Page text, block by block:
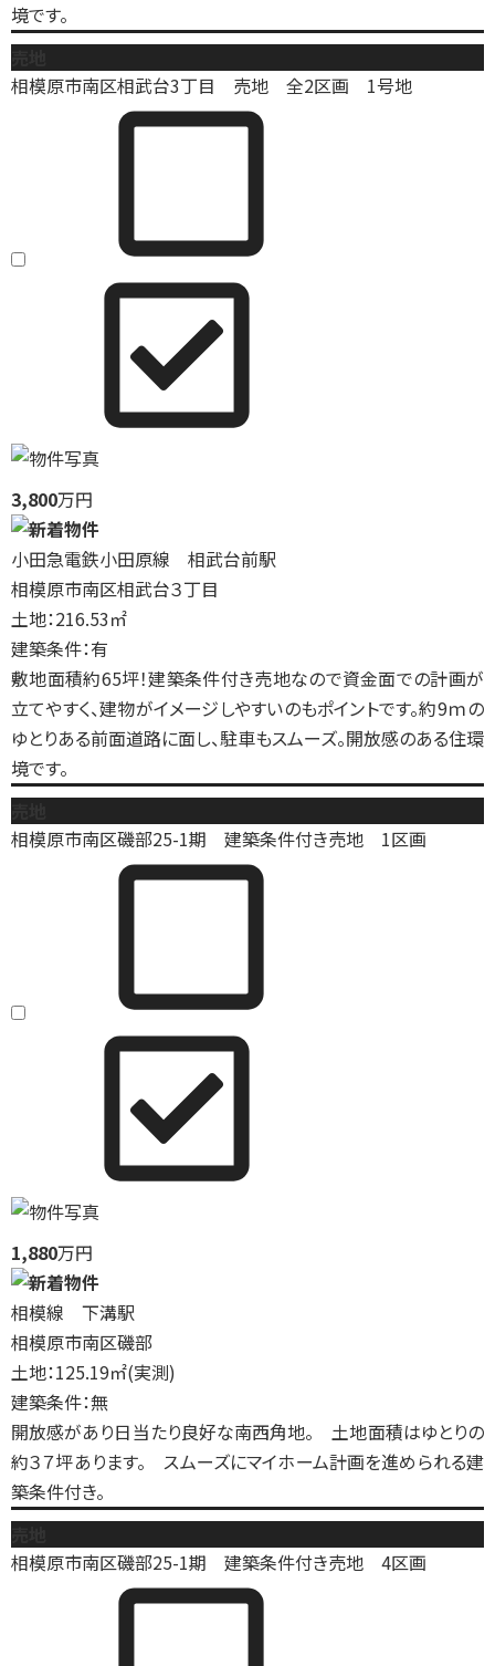
境です。
相模原市南区相武台3丁目 売地 全2区画 1号地
3,800万円
小田急電鉄小田原線 相武台前駅
相模原市南区相武台３丁目
土地：216.53㎡
建築条件：有
敷地面積約65坪！建築条件付き売地なので資金面での計画が
立てやすく、建物がイメージしやすいのもポイントです。約9ｍの
ゆとりある前面道路に面し、駐車もスムーズ。開放感のある住環
境です。
相模原市南区磯部25-1期 建築条件付き売地 1区画
1,880万円
相模線 下溝駅
相模原市南区磯部
土地：125.19㎡(実測)
建築条件：無
開放感があり日当たり良好な南西角地。 土地面積はゆとりの
約３７坪あります。 スムーズにマイホーム計画を進められる建
築条件付き。
相模原市南区磯部25-1期 建築条件付き売地 4区画